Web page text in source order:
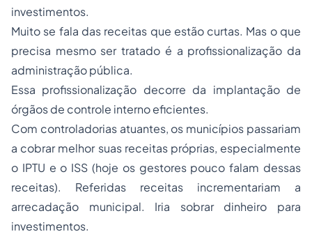
investimentos.
Muito se fala das receitas que estão curtas. Mas o que
precisa mesmo ser tratado é a profissionalização da
administração pública.
Essa profissionalização decorre da implantação de
órgãos de controle interno eficientes.
Com controladorias atuantes, os municípios passariam
a cobrar melhor suas receitas próprias, especialmente
o IPTU e o ISS (hoje os gestores pouco falam dessas
receitas). Referidas receitas incrementariam a
arrecadação municipal. Iria sobrar dinheiro para
investimentos.